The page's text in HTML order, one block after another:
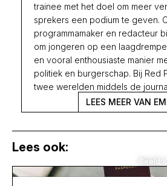
trainee met het doel om meer
sprekers een podium te geven.
programmamaker en redacteur
om jongeren op een
en vooral enthousiaste manier
politiek en burgerschap. Bij Red
twee werelden middels de
LEES MEER VAN
Lees ook:
Beeld: